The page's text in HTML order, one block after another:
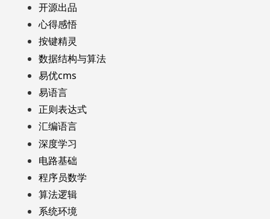
开源出品
心得感悟
按键精灵
数据结构与算法
易优cms
易语言
正则表达式
汇编语言
深度学习
电路基础
程序员数学
算法逻辑
系统环境